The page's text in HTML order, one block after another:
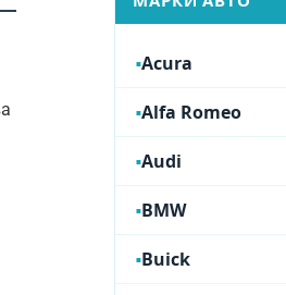
Acura
Alfa Romeo
Audi
BMW
Buick